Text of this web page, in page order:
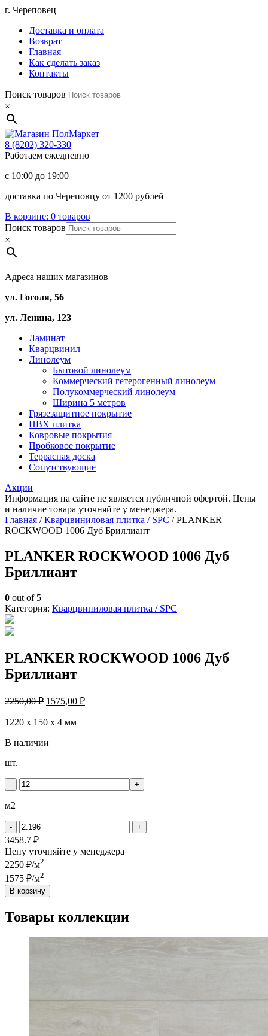
Перейти
содержимому
г. Череповец
Доставка и оплата
Возврат
Главная
Как сделать заказ
Контакты
Поиск товаров
×
Магазин
8 (8202) 320-330
Работаем ежедневно
с 10:00 до 19:00
доставка по Череповцу от 1200 рублей
В корзине: 0 товаров
Поиск товаров
×
Адреса наших магазинов
ул. Гоголя, 56
ул. Ленина, 123
Ламинат
Кварцвинил
Линолеум
Бытовой линолеум
Коммерческий гетерогенный линолеум
Полукоммерческий линолеум
Ширина 5 метров
Грязезащитное покрытие
ПВХ плитка
Ковровые покрытия
Пробковое покрытие
Террасная доска
Сопутствующие
Акции
Информация на сайте не является публичной офертой. Цены
и наличие товара уточняйте у менеджера.
Главная /Кварцвиниловая плитка / SPС / PLANKER
ROCKWOOD 1006 Дуб Бриллиант
PLANKER ROCKWOOD 1006 Дуб
Бриллиант
0 out of 5
Категория: Кварцвиниловая плитка / SPС
PLANKER ROCKWOOD 1006 Дуб
Бриллиант
2250,00₽ 1575,00 ₽
1220 х 150 х 4 мм
В наличии
Количество
PLANKER
1006
Бриллиант
шт.
- +
м2
- +
3458.7 ₽
Цену уточняйте у менеджера
2250 ₽/м2
1575 ₽/м2
В корзину
Товары коллекции